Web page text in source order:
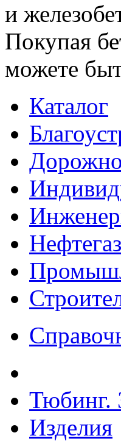
и
Покупая
можете
Каталог
Тюбинг.
Изделия